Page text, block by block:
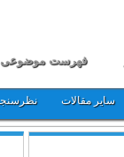
فهرست موضوعی
سایر مقالات